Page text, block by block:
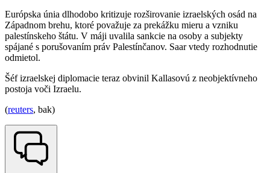
Európska únia dlhodobo kritizuje rozširovanie izraelských osád na
Západnom brehu, ktoré považuje za prekážku mieru a vzniku
palestínskeho štátu. V máji uvalila sankcie na osoby a subjekty
spájané s porušovaním práv Palestínčanov. Saar vtedy rozhodnutie
odmietol.
Šéf izraelskej diplomacie teraz obvinil Kallasovú z neobjektívneho
postoja voči Izraelu.
(reuters, bak)